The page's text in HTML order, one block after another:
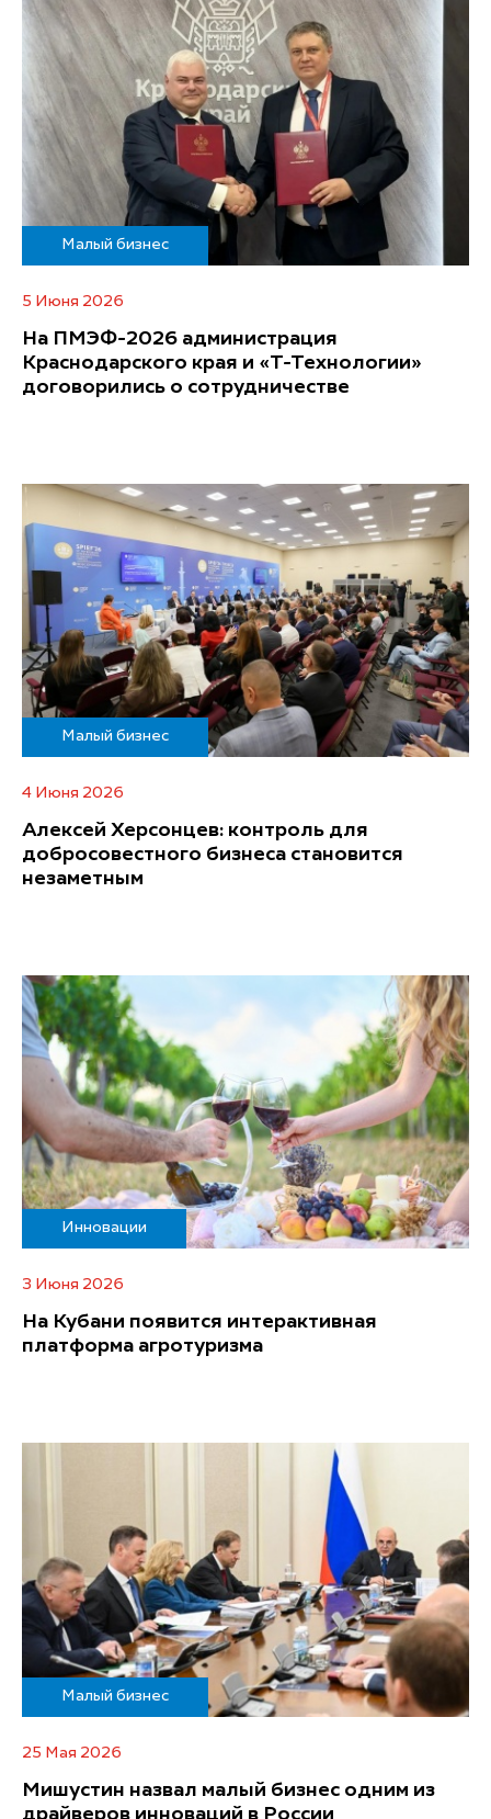
Малый бизнес
5 Июня 2026
На ПМЭФ-2026 администрация
Краснодарского края и «Т-Технологии»
договорились о сотрудничестве
Малый бизнес
4 Июня 2026
Алексей Херсонцев: контроль для
добросовестного бизнеса становится
незаметным
Инновации
3 Июня 2026
На Кубани появится интерактивная
платформа агротуризма
Малый бизнес
25 Мая 2026
Мишустин назвал малый бизнес одним из
драйверов инноваций в России